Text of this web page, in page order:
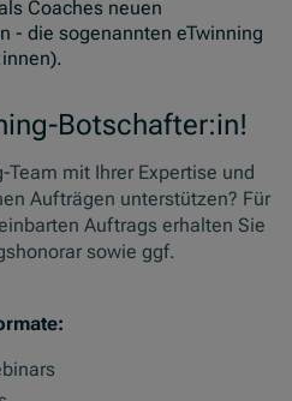
Coaches neuen
- die sogenannten eTwinning
Botschafter:in!
mit Ihrer Expertise und
Aufträgen unterstützen? Für
Auftrags erhalten Sie
sowie ggf.